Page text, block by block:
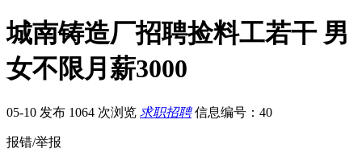
城南铸造厂招聘捡料工若干 男
女不限月薪3000
05-10 发布 1064 次浏览 求职招聘 信息编号：40
报错/举报